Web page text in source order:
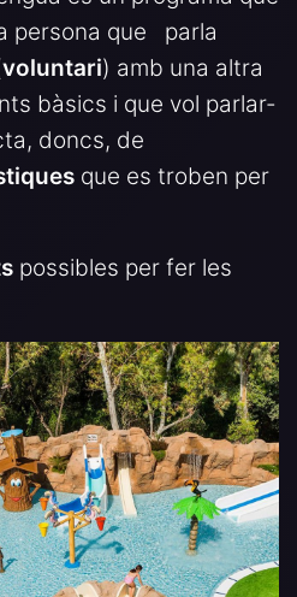
persona que parla
voluntari) amb una altra
bàsics i que vol parlar-
doncs, de
que es troben per
possibles per fer les